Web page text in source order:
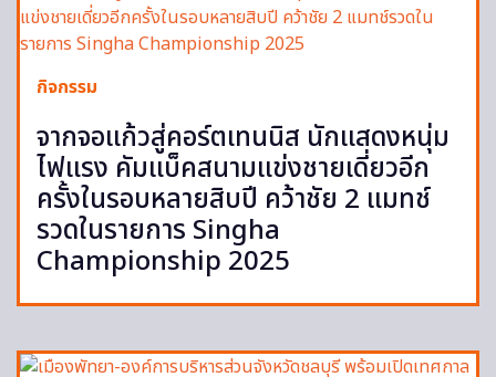
กิจกรรม
จากจอแก้วสู่คอร์ตเทนนิส นักแสดงหนุ่ม
ไฟแรง คัมแบ็คสนามแข่งชายเดี่ยวอีก
ครั้งในรอบหลายสิบปี คว้าชัย 2 แมทช์
รวดในรายการ Singha
Championship 2025